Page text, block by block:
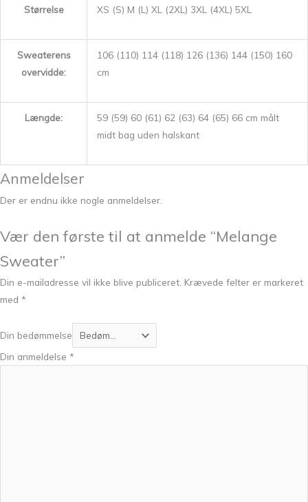
Størrelse XS (S) M (L) XL (2XL) 3XL (4XL) 5XL
Sweaterens
overvidde:
106 (110) 114 (118) 126 (136) 144 (150) 160
cm
Længde:
59 (59) 60 (61) 62 (63) 64 (65) 66 cm målt
midt bag uden halskant
Anmeldelser
Der er endnu ikke nogle anmeldelser.
Vær den første til at anmelde “Melange
Sweater”
Din e-mailadresse vil ikke blive publiceret. Krævede felter er markeret
med *
Din bedømmelse
Din anmeldelse *